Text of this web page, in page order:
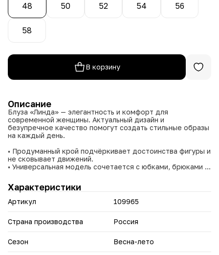
48 50 52 54 56
58
В корзину
Описание
Блуза «Линда» — элегантность и комфорт для
современной женщины. Актуальный дизайн и
безупречное качество помогут создать стильные образы
на каждый день.
• Продуманный крой подчёркивает достоинства фигуры и
не сковывает движений.
• Универсальная модель сочетается с юбками, брюками и
• Легко вписывается в многослойные образы: дополните
блузу жакетом или кардиганом.
• Представлена в широком размерном ряду (48–58) — вы
найдёте вариант с идеальной посадкой.
коричневый, нежный персиковый, освежающий зелёный и
Добавьте элегантности гардеробу — выберите свою
Характеристики
Артикул 109965
Страна производства Россия
Сезон Весна-лето